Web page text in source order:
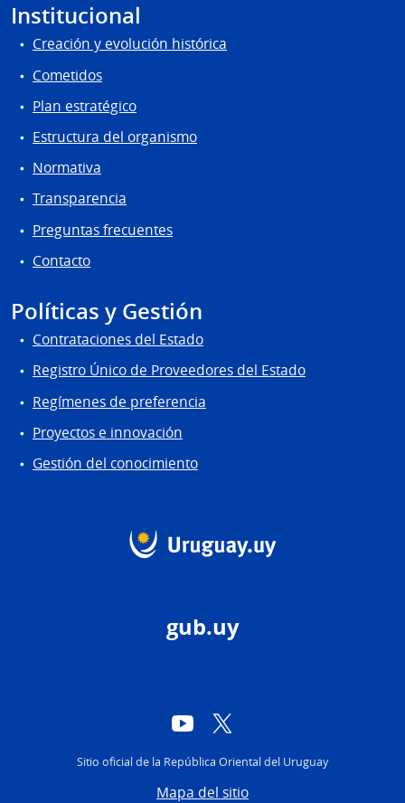
Institucional
Creación y evolución histórica
Cometidos
Plan estratégico
Estructura del organismo
Normativa
Transparencia
Preguntas frecuentes
Contacto
Políticas y Gestión
Contrataciones del Estado
Registro Único de Proveedores del Estado
Regímenes de preferencia
Proyectos e innovación
Gestión del conocimiento
gub.uy
YouTube
Sitio oficial de la República Oriental del Uruguay
Mapa del sitio